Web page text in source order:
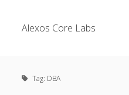
Alexos Core Labs
Cursos
Tag: DBA